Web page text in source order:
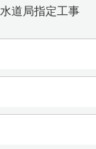
道局指定工事